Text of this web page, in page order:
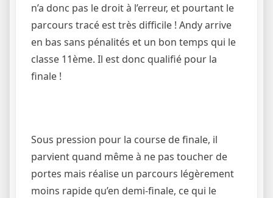
n’a donc pas le droit à l’erreur, et pourtant le
parcours tracé est très difficile ! Andy arrive
en bas sans pénalités et un bon temps qui le
classe 11ème. Il est donc qualifié pour la
finale !
Sous pression pour la course de finale, il
parvient quand même à ne pas toucher de
portes mais réalise un parcours légèrement
moins rapide qu’en demi-finale, ce qui le